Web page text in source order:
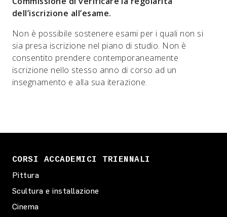
dell’iscrizione all’esame.
Non è possibile sostenere esami per i quali non si
sia presa iscrizione nel piano di studio. Non è
consentito prendere contemporaneamente
iscrizione nello stesso anno di corso ad un
insegnamento e alla sua iterazione.
CORSI ACCADEMICI TRIENNALI
Pittura
Scultura e installazione
Cinema